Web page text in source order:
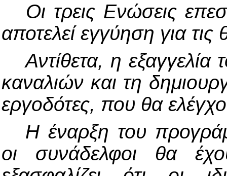
Οι τρεις Ενώσεις
αποτελεί εγγύηση για
Αντίθετα, η εξαγγελία
καναλιών και τη
εργοδότες, που θα
Η έναρξη του
οι συνάδελφοι θα